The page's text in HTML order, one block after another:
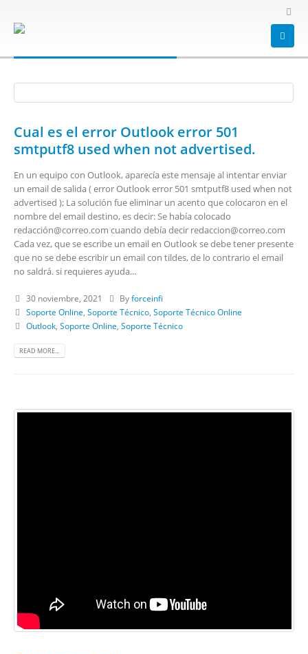
Yearly Archives - 2021
Cual es el error Outlook error 501
smtputf8 used when not advertised.
En un equipo con Outlook, aparecía este mensaje al intentar enviar
un email de salida ( error Outlook error 501 smtputf8 used when not
advertised ); La solución fue eliminar un acento que colocaron en el
nombre del email destino, es decir: Se había colocado
redacción@correo.com cuando debía decir redaccion@correo.com
Cada vez, que se escribe un email en Outlook se debe tener presente
que no se debe escribir un email con tildes, de lo contrario el email
no saldrá. si requieres ayuda...
30 noviembre, 2021 Byforceinfi
Soporte Online Soporte Técnico, Soporte Técnico Online
Outlook, Soporte Online Soporte Técnico
READ MORE...